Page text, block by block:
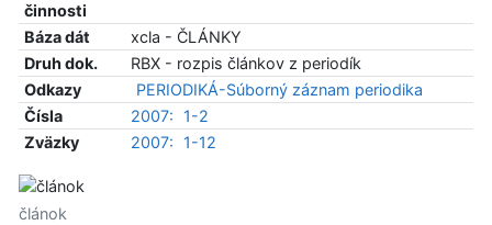
činnosti
Báza dát
xcla - ČLÁNKY
Druh dok.
RBX - rozpis článkov z periodík
Odkazy
PERIODIKÁ-Súborný záznam periodika
Čísla
2007:
1-2
Zväzky
2007: 1-12
článok